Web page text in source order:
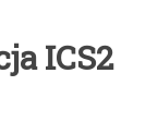
ICS2